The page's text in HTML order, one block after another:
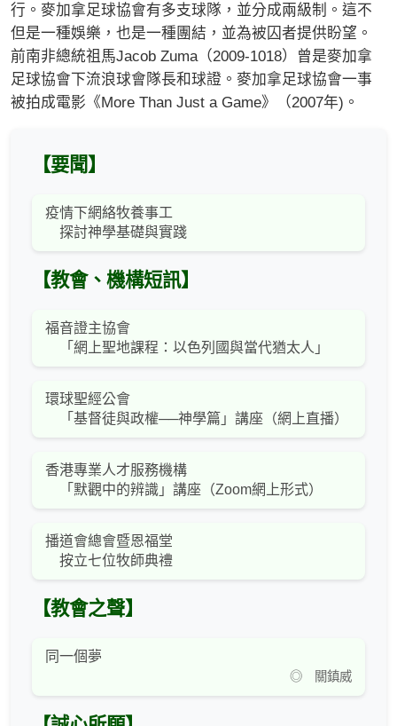
行。麥加拿足球協會有多支球隊，並分成兩級制。這不
但是一種娛樂，也是一種團結，並為被囚者提供盼望。
前南非總統祖馬Jacob Zuma（2009-1018）曾是麥加拿
足球協會下流浪球會隊長和球證。麥加拿足球協會一事
被拍成電影《More Than Just a Game》（2007年)。
【要聞】
疫情下網絡牧養事工
探討神學基礎與實踐
【教會、機構短訊】
福音證主協會
「網上聖地課程：以色列國與當代猶太人」
環球聖經公會
「基督徒與政權──神學篇」講座（網上直播）
香港專業人才服務機構
「默觀中的辨識」講座（Zoom網上形式）
播道會總會暨恩福堂
按立七位牧師典禮
【教會之聲】
同一個夢
◎ 關鎮威